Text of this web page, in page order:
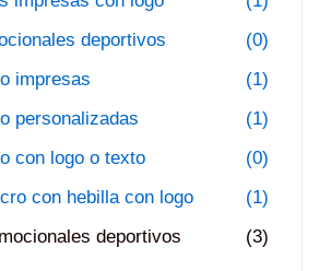
deportivos
(0)
impresas
(1)
personalizadas
(1)
con logo o texto
(0)
con hebilla con logo
(1)
deportivos
(3)